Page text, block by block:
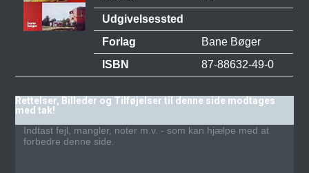
Udgivelsessted
Forlag
Bane Bøger
ISBN
87-88632-49-0
Rettelser, Billeder og Tilføjelser til denne side modtages
med tak!